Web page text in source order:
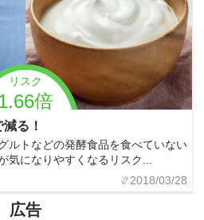
リスク
倍
る！
ルトなどの発酵食品を食べていない
気になりやすくなるリスク...
2018/03/28
広告